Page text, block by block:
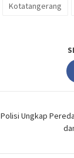
Kotatangerang
Polisi Ungkap